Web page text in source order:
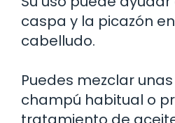
caspa y la picazón
cabelludo.
Puedes mezclar
champú habitual o